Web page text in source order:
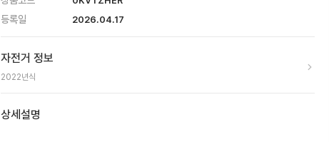
등록일 2026.04.17
자전거 정보
2022년식
상세설명